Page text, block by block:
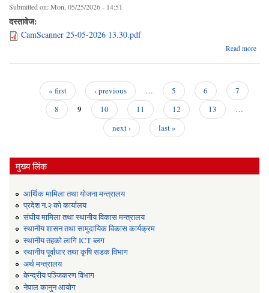
Submitted on:Mon, 05/25/2026 - 14:51
दस्तावेज:
CamScanner 25-05-2026 13.30.pdf
Read more
« first ‹ previous … 5 6
7
8
9 10 11 12 13
…
next ›
last »
मुख्य लिंक
आर्थिक मामिला तथा योजना मन्त्रालय
प्रदेश न.२ को कार्यालय
संघीय मामिला तथा स्थानीय विकास मन्त्रालय
स्थानीय शासन तथा सामुदायिक विकास कार्यक्रम
स्थानीय तहको लागि ICT ब्लग
स्थानीय पूर्वाधार तथा कृषि सडक विभाग
अर्थ मन्त्रालय
केन्द्रीय पञ्जिकरण विभाग
नेपाल कानुन आयोग